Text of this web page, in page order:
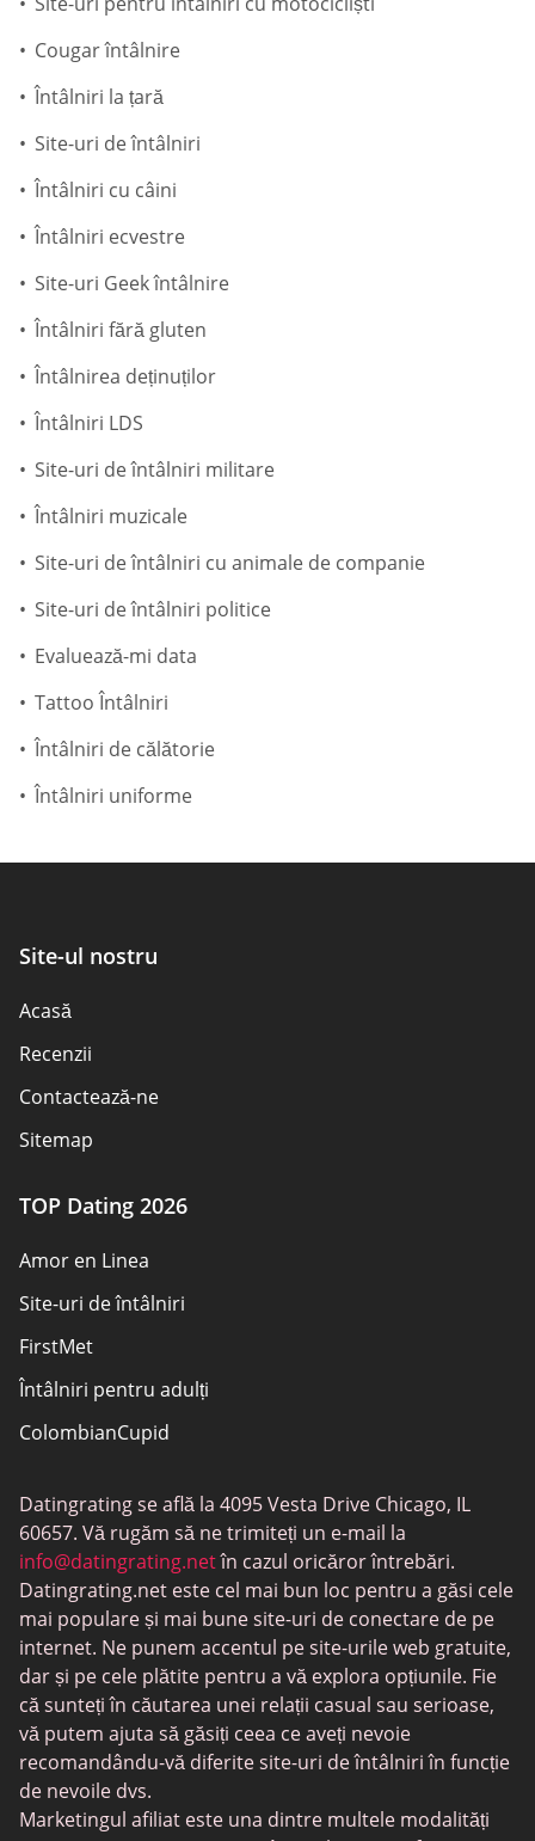
Cougar întâlnire
Întâlniri la țară
Site-uri de întâlniri
Întâlniri cu câini
Întâlniri ecvestre
Site-uri Geek întâlnire
Întâlniri fără gluten
Întâlnirea deținuților
Întâlniri LDS
Site-uri de întâlniri militare
Întâlniri muzicale
Site-uri de întâlniri cu animale de companie
Site-uri de întâlniri politice
Evaluează-mi data
Tattoo Întâlniri
Întâlniri de călătorie
Întâlniri uniforme
Site-ul nostru
Acasă
Recenzii
Contactează-ne
Sitemap
TOP Dating 2026
Amor en Linea
Site-uri de întâlniri
FirstMet
Întâlniri pentru adulți
ColombianCupid
MeetMindful
Întâlniri BDSM
BBPeopleMeet
Site-uri Sugar Daddy
JPeopleMeet
Întâlniri trans
Întâlniri pentru seniori
MyLOL
Datingrating se află la 4095 Vesta Drive Chicago, IL
60657. Vă rugăm să ne trimiteți un e-mail la
info@datingrating.netîn cazul oricăror întrebări.
Datingrating.net este cel mai bun loc pentru a găsi cele
mai populare și mai bune site-uri de conectare de pe
internet. Ne punem accentul pe site-urile web gratuite,
dar și pe cele plătite pentru a vă explora opțiunile. Fie
că sunteți în căutarea unei relații casual sau serioase,
vă putem ajuta să găsiți ceea ce aveți nevoie
recomandându-vă diferite site-uri de întâlniri în funcție
de nevoile dvs.
Marketingul afiliat este una dintre multele modalități